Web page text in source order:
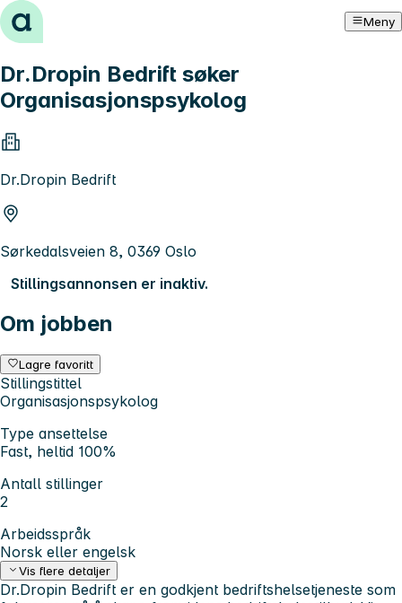
Hopp til innhold Meny
Dr.Dropin Bedrift søker
Organisasjonspsykolog
Dr.Dropin Bedrift
Sørkedalsveien 8, 0369 Oslo
Stillingsannonsen er inaktiv.
Om jobben
Lagre favoritt
Stillingstittel
Organisasjonspsykolog
Type ansettelse
Fast, heltid 100%
Antall stillinger
2
Arbeidsspråk
Norsk eller engelsk
Vis flere detaljer
Dr.Dropin Bedrift er en godkjent bedriftshelsetjeneste som